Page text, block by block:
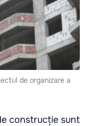
de organizare a
construcție sunt